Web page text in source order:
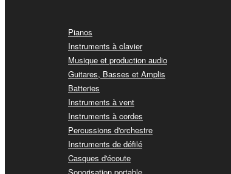
Pianos
Instruments à clavier
Musique et production audio
Guitares, Basses et Amplis
Batteries
Instruments à vent
Instruments à cordes
Percussions d'orchestre
Instruments de défilé
Casques d'écoute